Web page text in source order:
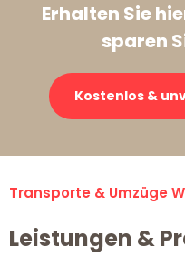
Erhalten Sie
sparen
Kostenlos &
Transporte & Umzüge
Leistungen &